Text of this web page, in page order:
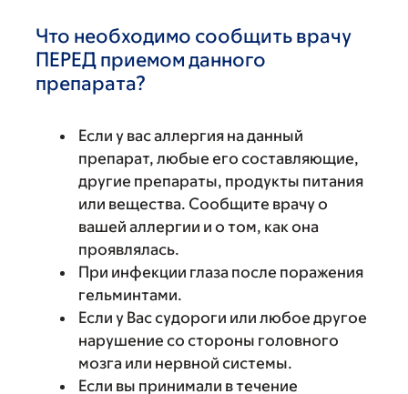
Что необходимо сообщить врачу
ПЕРЕД приемом данного
препарата?
Если у вас аллергия на данный
препарат, любые его составляющие,
другие препараты, продукты питания
или вещества. Сообщите врачу о
вашей аллергии и о том, как она
проявлялась.
При инфекции глаза после поражения
гельминтами.
Если у Вас судороги или любое другое
нарушение со стороны головного
мозга или нервной системы.
Если вы принимали в течение